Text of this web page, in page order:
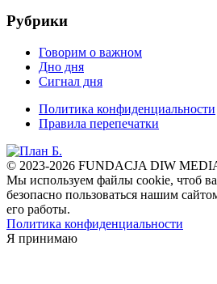
Рубрики
Говорим о важном
Дно дня
Сигнал дня
Политика конфиденциальности
Правила перепечатки
© 2023-2026 FUNDACJA DIW
Мы используем файлы cookie, чтоб
безопасно пользоваться нашим
его работы.
Политика конфиденциальности
Я принимаю